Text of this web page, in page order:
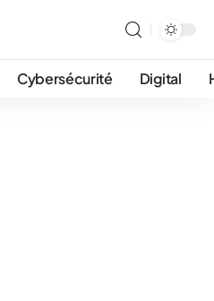
Cybersécurité Digital